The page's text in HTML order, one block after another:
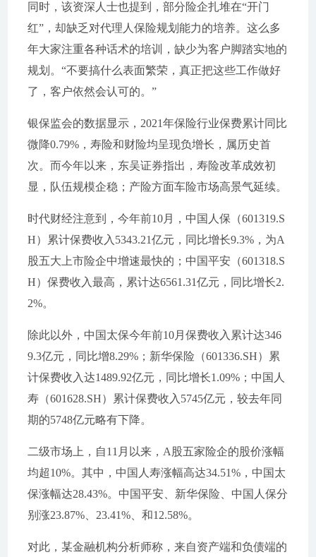
同时，该资深人士也提到，部分险企扎堆在“开门
红”，却缺乏对代理人保险规划能力的培养。这么多
年大家注重各种话术的培训，缺少为客户脚踏实地的
规划。“不要搞什么表面繁荣，真正把这些工作做好
了，客户依然会认可的。”
银保监会的数据显示，2021年保险行业保费累计同比
微降0.79%，寿险和财险均呈现负增长，属历史首
次。而今年以来，东吴证券指出，寿险改革成效初
显，队伍规模企稳；产险方面车险市场高景气延续。
时代财经注意到，今年前10月，中国人保（601319.S
H）累计保费收入5343.21亿元，同比增长9.3%，为A
股五大上市险企中增速最快的；中国平安（601318.S
H）保费收入最高，累计达6561.31亿元，同比增长2.
2%。
除此以外，中国太保今年前10月保费收入累计达346
9.3亿元，同比增8.29%；新华保险（601336.SH）累
计保费收入达1489.92亿元，同比增长1.09%；中国人
寿（601628.SH）累计保费收入5745亿元，较去年同
期的5748亿元略有下降。
二级市场上，自11月以来，A股五家险企的股价涨幅
均超10%。其中，中国人寿涨幅高达34.51%，中国太
保涨幅达28.43%。中国平安、新华保险、中国人保分
别涨23.87%、23.41%、和12.58%。
对此，某金融机构分析师称，来自资产端和负债端的